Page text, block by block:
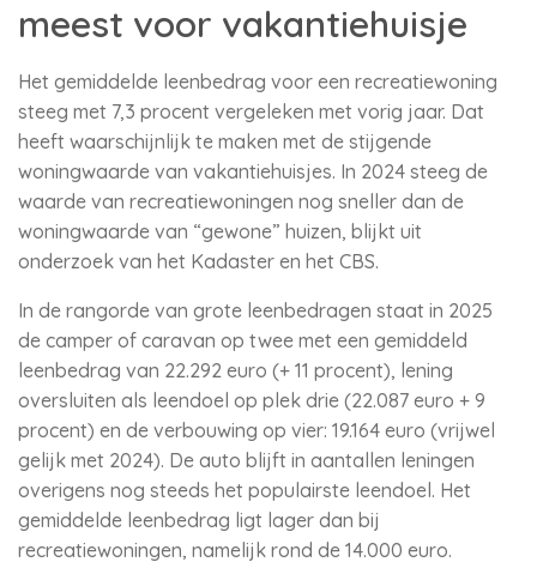
meest voor vakantiehuisje
Het gemiddelde leenbedrag voor een recreatiewoning
steeg met 7,3 procent vergeleken met vorig jaar. Dat
heeft waarschijnlijk te maken met de stijgende
woningwaarde van vakantiehuisjes. In 2024 steeg de
waarde van recreatiewoningen nog sneller dan de
woningwaarde van “gewone” huizen, blijkt uit
onderzoek van het Kadaster en het CBS.
In de rangorde van grote leenbedragen staat in 2025
de camper of caravan op twee met een gemiddeld
leenbedrag van 22.292 euro (+ 11 procent), lening
oversluiten als leendoel op plek drie (22.087 euro + 9
procent) en de verbouwing op vier: 19.164 euro (vrijwel
gelijk met 2024). De auto blijft in aantallen leningen
overigens nog steeds het populairste leendoel. Het
gemiddelde leenbedrag ligt lager dan bij
recreatiewoningen, namelijk rond de 14.000 euro.